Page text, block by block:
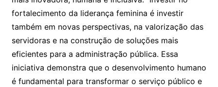
fortalecimento da liderança feminina é investir
também em novas perspectivas, na valorização das
servidoras e na construção de soluções mais
eficientes para a administração pública. Essa
iniciativa demonstra que o desenvolvimento humano
é fundamental para transformar o serviço público e